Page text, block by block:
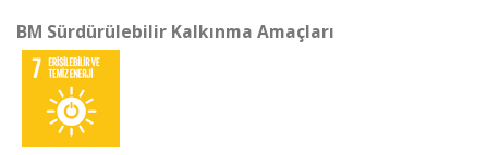
BM Sürdürülebilir Kalkınma Amaçları